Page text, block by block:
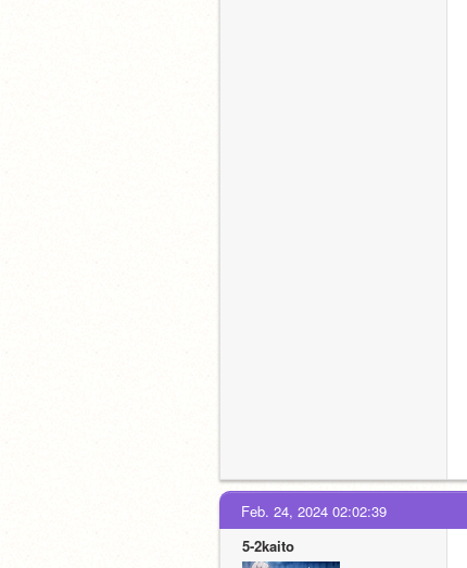
Feb. 24, 2024 02:02:39
5-2kaito